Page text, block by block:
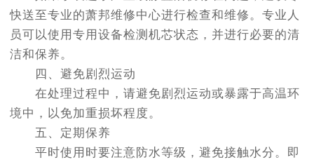
快送至专业的萧邦维修中心进行检查和维修。专业人
员可以使用专用设备检测机芯状态，并进行必要的清
洁和保养。
四、避免剧烈运动
在处理过程中，请避免剧烈运动或暴露于高温环
境中，以免加重损坏程度。
五、定期保养
平时使用时要注意防水等级，避免接触水分。即